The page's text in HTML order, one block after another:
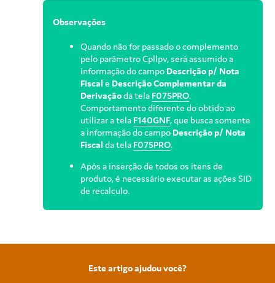
Observações
Quando não for passado o complemento
pelo parâmetro Cpllpv, será assumido a
informação do campo Descrição p/ Nota
Fiscale Descrição Complementar da
Derivaçãoda tela F075PRO.
Comportamento diferente do obtido ao
utilizar a tela F140GNF, que busca somente
a informação do campo Descrição p/ Nota
Fiscalda tela F075PRO.
Após a inserção de todos os itens de
produto, é necessário executar as ações SID
de recalculo.
Este artigo ajudou você?